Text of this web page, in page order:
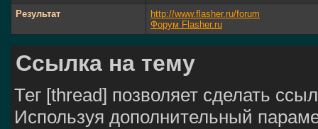
Результат
http://www.flasher.ru/forum
Форум Flasher.ru
Ссылка на тему
Тег [thread] позволяет сделать
Используя дополнительный